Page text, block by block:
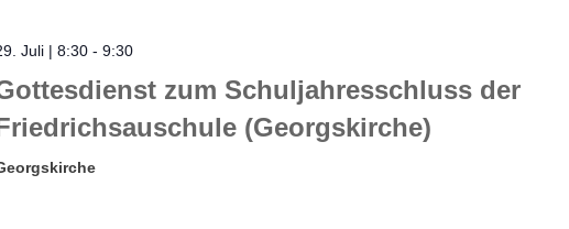
Juli | 8:30 -9:30
zum Schuljahresschluss der
(Georgskirche)